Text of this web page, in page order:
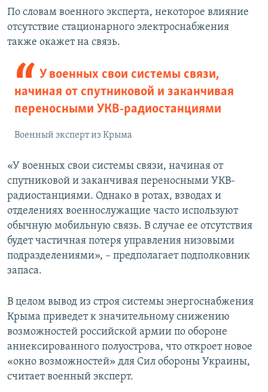
По словам военного эксперта, некоторое влияние
отсутствие стационарного электроснабжения
также окажет на связь.
У военных свои системы связи,
начиная от спутниковой и заканчивая
переносными УКВ-радиостанциями
Военный эксперт из Крыма
«У военных свои системы связи, начиная от
спутниковой и заканчивая переносными УКВ-
радиостанциями. Однако в ротах, взводах и
отделениях военнослужащие часто используют
обычную мобильную связь. В случае ее отсутствия
будет частичная потеря управления низовыми
подразделениями», – предполагает подполковник
запаса.
В целом вывод из строя системы энергоснабжения
Крыма приведет к значительному снижению
возможностей российской армии по обороне
аннексированного полуострова, что откроет новое
«окно возможностей» для Сил обороны Украины,
считает военный эксперт.